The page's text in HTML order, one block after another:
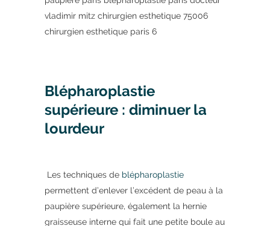
Blépharoplastie
supérieure : diminuer la
lourdeur
Les techniques de blépharoplastie
permettent d’enlever l’excédent de peau à la
paupière supérieure, également la hernie
graisseuse interne qui fait une petite boule au